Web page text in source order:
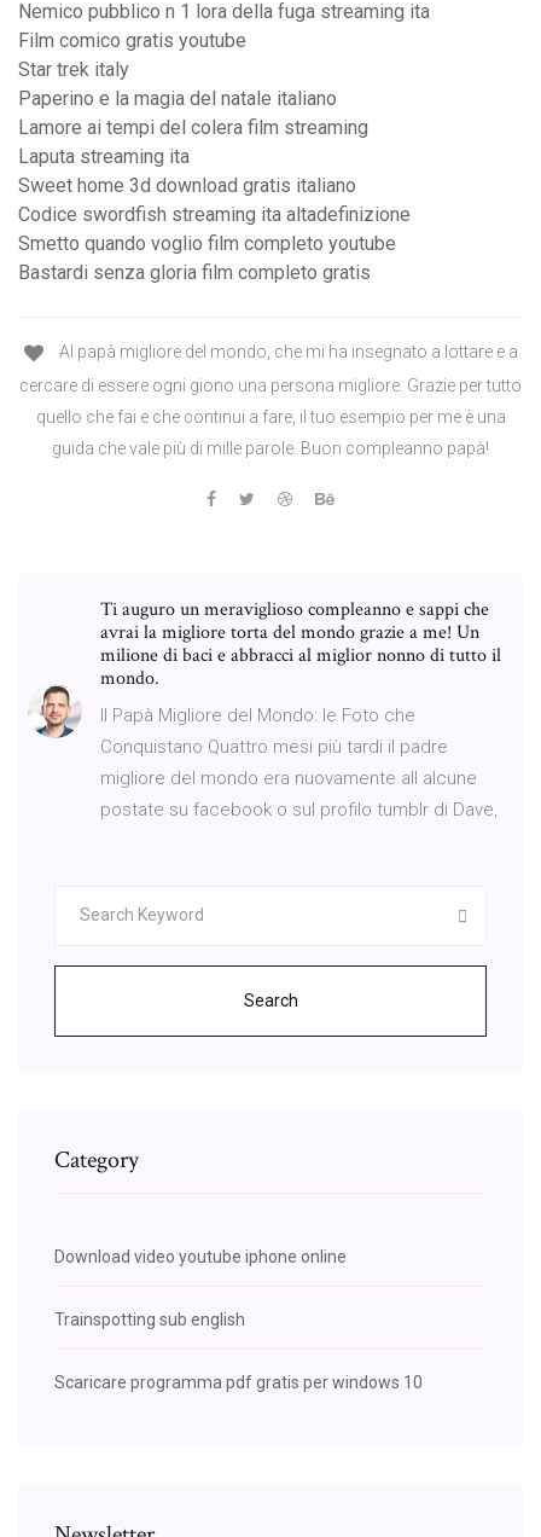
Nemico pubblico n 1 lora della fuga streaming ita
Film comico gratis youtube
Star trek italy
Paperino e la magia del natale italiano
Lamore ai tempi del colera film streaming
Laputa streaming ita
Sweet home 3d download gratis italiano
Codice swordfish streaming ita altadefinizione
Smetto quando voglio film completo youtube
Bastardi senza gloria film completo gratis
Al papà migliore del mondo, che mi ha insegnato a lottare e a
cercare di essere ogni giono una persona migliore. Grazie per tutto
quello che fai e che continui a fare, il tuo esempio per me è una
guida che vale più di mille parole. Buon compleanno papà!
Ti auguro un meraviglioso compleanno e sappi che
avrai la migliore torta del mondo grazie a me! Un
milione di baci e abbracci al miglior nonno di tutto il
mondo.
Il Papà Migliore del Mondo: le Foto che
Conquistano Quattro mesi più tardi il padre
migliore del mondo era nuovamente all alcune
postate su facebook o sul profilo tumblr di Dave,
Search
Category
Download video youtube iphone online
Trainspotting sub english
Scaricare programma pdf gratis per windows 10